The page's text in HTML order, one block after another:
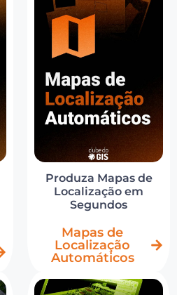
Produza Mapas de
Localização em
Segundos
Mapas de
Localização
Automáticos